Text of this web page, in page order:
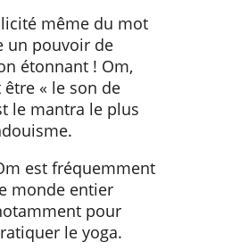
même du mot
un pouvoir de
étonnant ! Om,
être « le son de
le mantra le plus
est fréquemment
monde entier
pour
le yoga.